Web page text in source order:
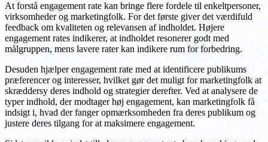
At forstå engagement rate kan bringe flere fordele til enkeltpersoner,
virksomheder og marketingfolk. For det første giver det værdifuld
feedback om kvaliteten og relevansen af indholdet. Højere
engagement rates indikerer, at indholdet resonerer godt med
målgruppen, mens lavere rater kan indikere rum for forbedring.
Desuden hjælper engagement rate med at identificere publikums
præferencer og interesser, hvilket gør det muligt for marketingfolk at
skræddersy deres indhold og strategier derefter. Ved at analysere de
typer indhold, der modtager høj engagement, kan marketingfolk få
indsigt i, hvad der fanger opmærksomheden fra deres publikum og
justere deres tilgang for at maksimere engagement.